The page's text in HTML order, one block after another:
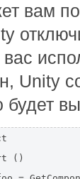
вам
Unity
будет
()